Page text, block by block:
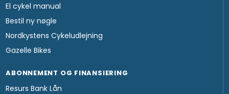
El cykel manual
Bestil ny nøgle
Nordkystens Cykeludlejning
Gazelle Bikes
ABONNEMENT OG FINANSIERING
Resurs Bank Lån